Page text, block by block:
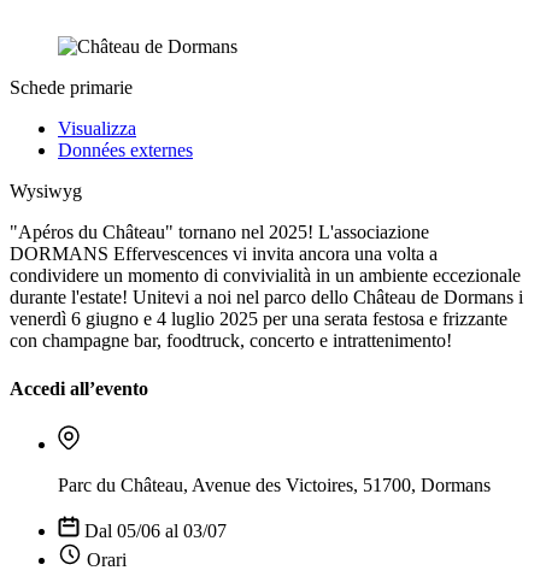
Schede primarie
Visualizza
Données externes
Wysiwyg
"Apéros du Château" tornano nel 2025! L'associazione
DORMANS Effervescences vi invita ancora una volta a
condividere un momento di convivialità in un ambiente eccezionale
durante l'estate! Unitevi a noi nel parco dello Château de Dormans i
venerdì 6 giugno e 4 luglio 2025 per una serata festosa e frizzante
con champagne bar, foodtruck, concerto e intrattenimento!
Accedi all’evento
Parc du Château, Avenue des Victoires, 51700, Dormans
Dal 05/06 al 03/07
Orari